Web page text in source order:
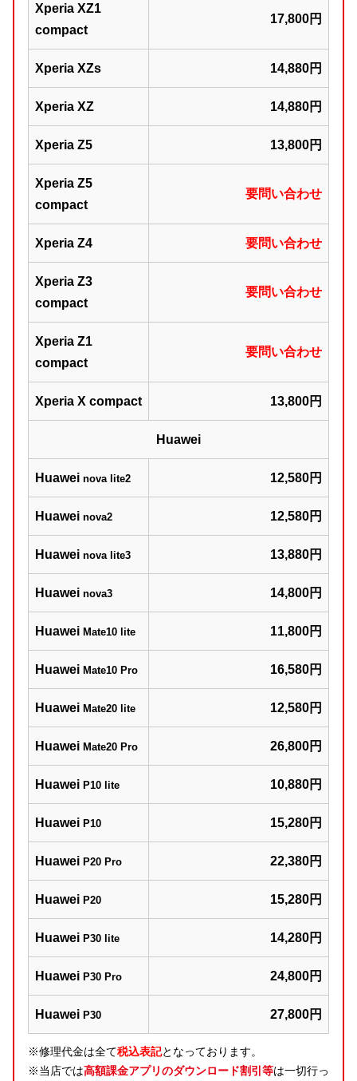
Xperia XZ1
compact
17,800円
Xperia XZs 14,880円
Xperia XZ 14,880円
Xperia Z5 13,800円
Xperia Z5
compact
要問い合わせ
Xperia Z4 要問い合わせ
Xperia Z3
compact
要問い合わせ
Xperia Z1
compact
要問い合わせ
Xperia X compact 13,800円
Huawei
Huawei nova lite2 12,580円
Huawei nova2 12,580円
Huawei nova lite3 13,880円
Huawei nova3 14,800円
Huawei Mate10 lite 11,800円
Huawei Mate10 Pro 16,580円
Huawei Mate20 lite 12,580円
Huawei Mate20 Pro 26,800円
Huawei P10 lite 10,880円
Huawei P10 15,280円
Huawei P20 Pro 22,380円
Huawei P20 15,280円
Huawei P30 lite 14,280円
Huawei P30 Pro 24,800円
Huawei P30 27,800円
※修理代金は全て税込表記となっております。
※当店では高額課金アプリのダウンロード割引等は一切行っ